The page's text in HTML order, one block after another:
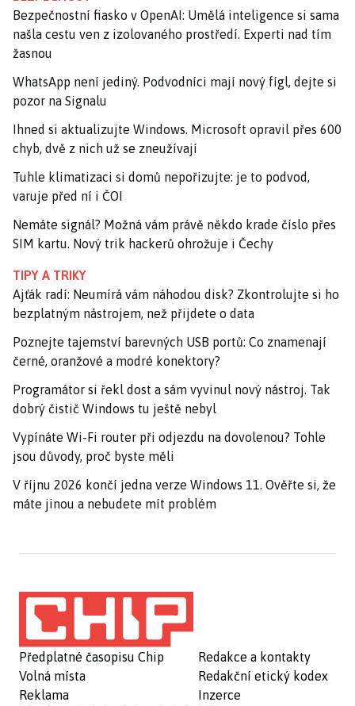
Bezpečnostní fiasko v OpenAI: Umělá inteligence si sama
našla cestu ven z izolovaného prostředí. Experti nad tím
žasnou
WhatsApp není jediný. Podvodníci mají nový fígl, dejte si
pozor na Signalu
Ihned si aktualizujte Windows. Microsoft opravil přes 600
chyb, dvě z nich už se zneužívají
Tuhle klimatizaci si domů nepořizujte: je to podvod,
varuje před ní i ČOI
Nemáte signál? Možná vám právě někdo krade číslo přes
SIM kartu. Nový trik hackerů ohrožuje i Čechy
TIPY A TRIKY
Ajťák radí: Neumírá vám náhodou disk? Zkontrolujte si ho
bezplatným nástrojem, než přijdete o data
Poznejte tajemství barevných USB portů: Co znamenají
černé, oranžové a modré konektory?
Programátor si řekl dost a sám vyvinul nový nástroj. Tak
dobrý čistič Windows tu ještě nebyl
Vypínáte Wi-Fi router při odjezdu na dovolenou? Tohle
jsou důvody, proč byste měli
V říjnu 2026 končí jedna verze Windows 11. Ověřte si, že
máte jinou a nebudete mít problém
Předplatné časopisu Chip
Volná místa
Reklama
Redakce a kontakty
Redakční etický kodex
Inzerce